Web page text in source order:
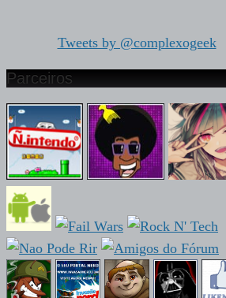
Tweets by @complexogeek
Parceiros